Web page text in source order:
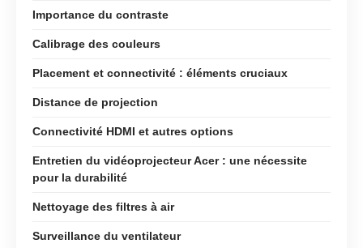
Importance du contraste
Calibrage des couleurs
Placement et connectivité : éléments cruciaux
Distance de projection
Connectivité HDMI et autres options
Entretien du vidéoprojecteur Acer : une nécessite
pour la durabilité
Nettoyage des filtres à air
Surveillance du ventilateur